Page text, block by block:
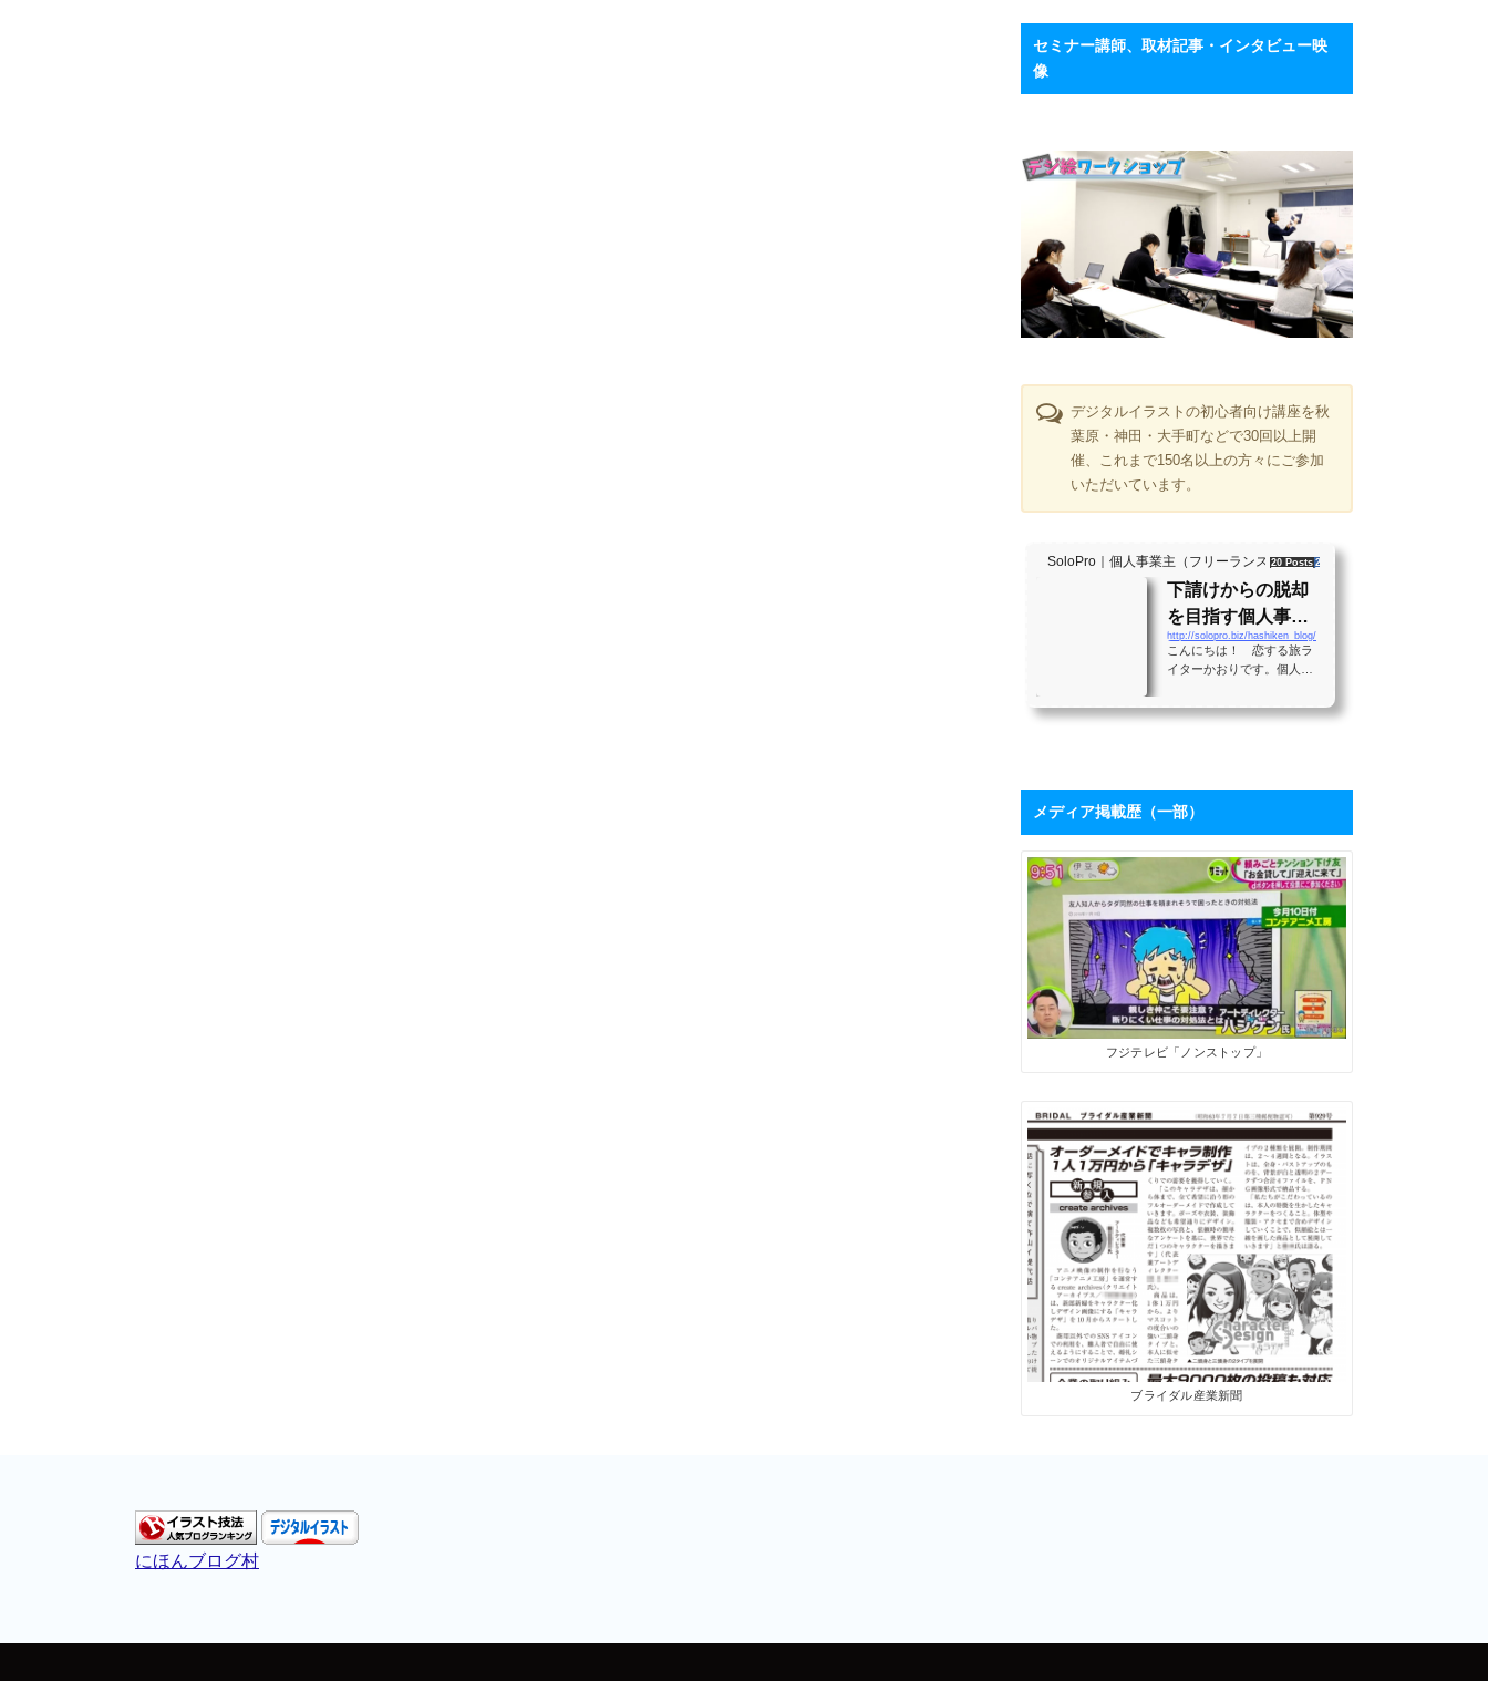
セミナー講師、取材記事・インタビュー映
像
デジタルイラストの初心者向け講座を秋
葉原・神田・大手町などで30回以上開
催、これまで150名以上の方々にご参加
いただいています。
SoloPro｜個人事業主（フリーランス）・起業家、"ソロ" で働く人のライ
20 Posts 261 Shares
下請けからの脱却
を目指す個人事業
主のバイブル！？
月間28万PVの実績
んに学ぶ「ブログ
http://solopro.biz/hashiken_blog/
こんにちは！ 恋する旅ラ
イターかおりです。個人事
たちにとって、「下請け仕
るために2017年7月から「フ
リーライターの働き方」を
メインテーマにした個人ブ
ログを開設しました。ソロ
で生きる人たちにとって、
ブログは最高の武器になり
ます。数字が伸びてくれ
ば、商品やサービスを売る
ためのプロモーションツー
ルになるうえに、広告収入
やアフィリエイト報酬も見
込めます。 そこで、月間28
万PVを誇るブロ...
メディア掲載歴（一部）
フジテレビ「ノンストップ」
ブライダル産業新聞
にほんブログ村